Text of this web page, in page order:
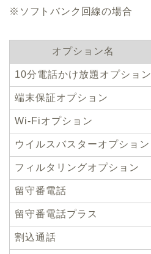
※ソフトバンク回線の場合
オプション名
10分電話かけ放題オプション
端末保証オプション
Wi-Fiオプション
ウイルスバスターオプション
フィルタリングオプション
留守番電話
留守番電話プラス
割込通話